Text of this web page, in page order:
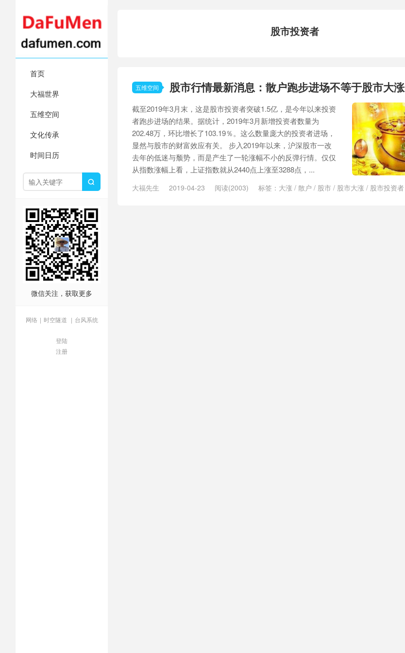
首页
大福世界
五维空间
文化传承
时间日历

微信关注，获取更多
网络 | 时空隧道 | 台风系统
登陆
注册
股市投资者
五维空间 股市行情最新消息：散户跑步进场不等于股市大涨
截至2019年3月末，这是股市投资者突破1.5亿，是今年以来投资
者跑步进场的结果。据统计，2019年3月新增投资者数量为
202.48万，环比增长了103.19％。这么数量庞大的投资者进场，
显然与股市的财富效应有关。 步入2019年以来，沪深股市一改
去年的低迷与颓势，而是产生了一轮涨幅不小的反弹行情。仅仅
从指数涨幅上看，上证指数就从2440点上涨至3288点，...
大福先生 2019-04-23 阅读(2003) 标签： 大涨 / 散户 / 股市 / 股市大涨 / 股市投资者